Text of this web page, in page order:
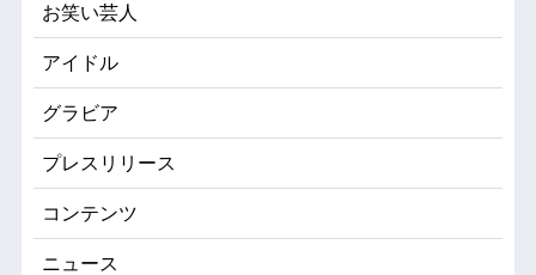
お笑い芸人
アイドル
グラビア
プレスリリース
コンテンツ
ニュース